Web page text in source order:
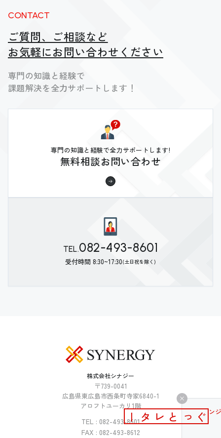
CONTACT
ご質問、ご相談など
お気軽にお問い合わせください
専門の知識と経験で
課題解決を全力サポートします！
TEL.082-493-8601
受付時間 8:30~17:30(土日祝を除く)
専門の知識と経験で全力サポートします!
無料相談お問い合わせ
株式会社シナジー
〒739-0041
広島県東広島市西条町寺家6840-1
アロフトユーカリ1階
TEL : 082-493-8601
FAX : 082-493-8612
メールマガジン
ぐっとレター